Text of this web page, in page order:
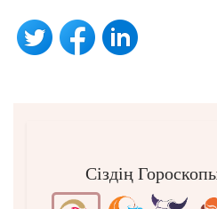
Сіздің